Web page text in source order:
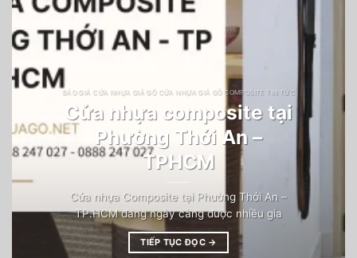
BÁO GIÁ CỬA NHỰA GIẢ GỖ CỬA NHỰA GIẢ GỖ COMPOSITE TIN TỨC
Cửa nhựa composite tại
Phường Thới An –
TPHCM
Cửa nhựa Composite tại Phường Thới An –
TP.HCM đang ngày càng được nhiều gia
TIẾP TỤC ĐỌC →